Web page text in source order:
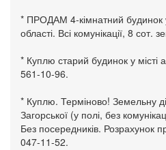
* ПРОДАМ 4-кімнатний будинок
області. Всі комунікації, 8
* Куплю старий будинок у місті
561-10-96.
* Куплю. Терміново! Земельну
Загорської (у полі, без
Без посередників. Розрахунок
047-11-52.